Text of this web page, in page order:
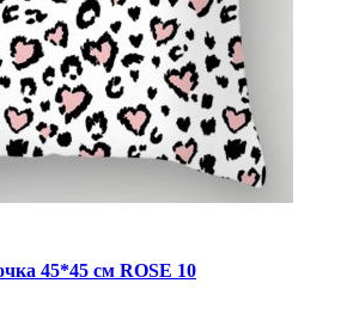
45*45 см ROSE 10